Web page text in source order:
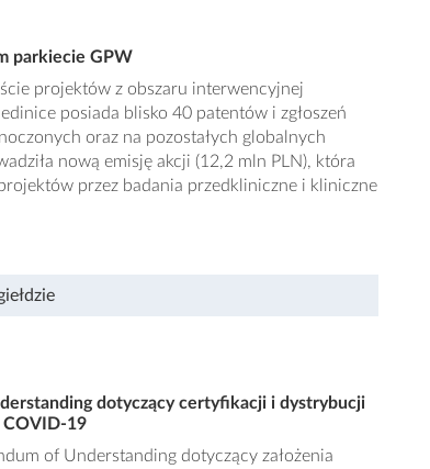
parkiecie GPW
projektów z obszaru interwencyjnej
posiada blisko 40 patentów i zgłoszeń
oraz na pozostałych globalnych
nową emisję akcji (12,2 mln PLN), która
przez badania przedkliniczne i kliniczne
dotyczący certyfikacji i dystrybucji
COVID-19
of Understanding dotyczący założenia